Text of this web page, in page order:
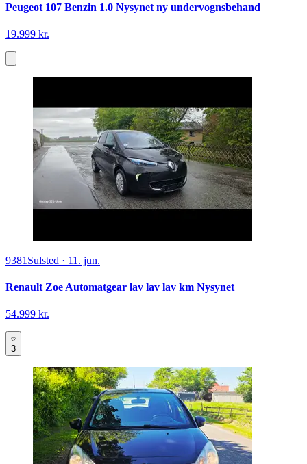
Peugeot 107 Benzin 1.0 Nysynet ny undervognsbehand
19.999 kr.
9381 Sulsted · 11. jun.
Renault Zoe Automatgear lav lav lav km Nysynet
54.999 kr.
3